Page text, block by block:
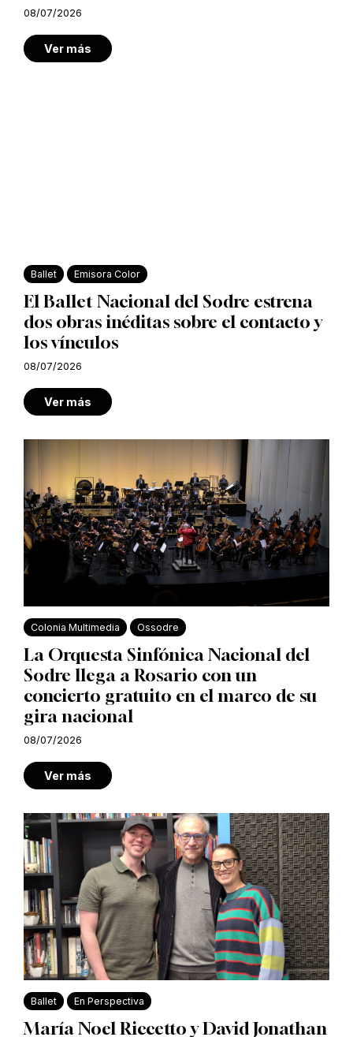
08/07/2026
Ver más
Ballet Emisora Color
El Ballet Nacional del Sodre estrena
dos obras inéditas sobre el contacto y
los vínculos
08/07/2026
Ver más
Colonia Multimedia Ossodre
La Orquesta Sinfónica Nacional del
Sodre llega a Rosario con un
concierto gratuito en el marco de su
gira nacional
08/07/2026
Ver más
Ballet En Perspectiva
María Noel Riccetto y David Jonathan